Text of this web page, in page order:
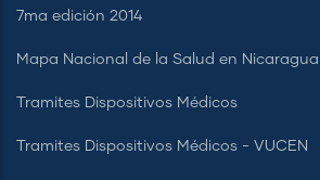
7ma edición 2014
Mapa Nacional de la Salud en Nicaragua
Tramites Dispositivos Médicos
Tramites Dispositivos Médicos - VUCEN